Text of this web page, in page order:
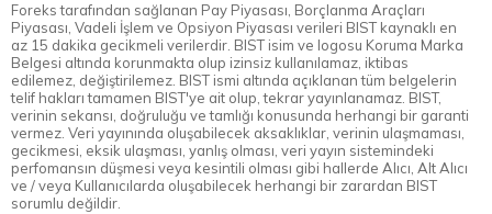
Foreks tarafından sağlanan Pay Piyasası, Borçlanma Araçları
Piyasası, Vadeli İşlem ve Opsiyon Piyasası verileri BIST kaynaklı en
az 15 dakika gecikmeli verilerdir. BIST isim ve logosu Koruma Marka
Belgesi altında korunmakta olup izinsiz kullanılamaz, iktibas
edilemez, değiştirilemez. BIST ismi altında açıklanan tüm belgelerin
telif hakları tamamen BIST'ye ait olup, tekrar yayınlanamaz. BIST,
verinin sekansı, doğruluğu ve tamlığı konusunda herhangi bir garanti
vermez. Veri yayınında oluşabilecek aksaklıklar, verinin ulaşmaması,
gecikmesi, eksik ulaşması, yanlış olması, veri yayın sistemindeki
perfomansın düşmesi veya kesintili olması gibi hallerde Alıcı, Alt Alıcı
ve / veya Kullanıcılarda oluşabilecek herhangi bir zarardan BIST
sorumlu değildir.